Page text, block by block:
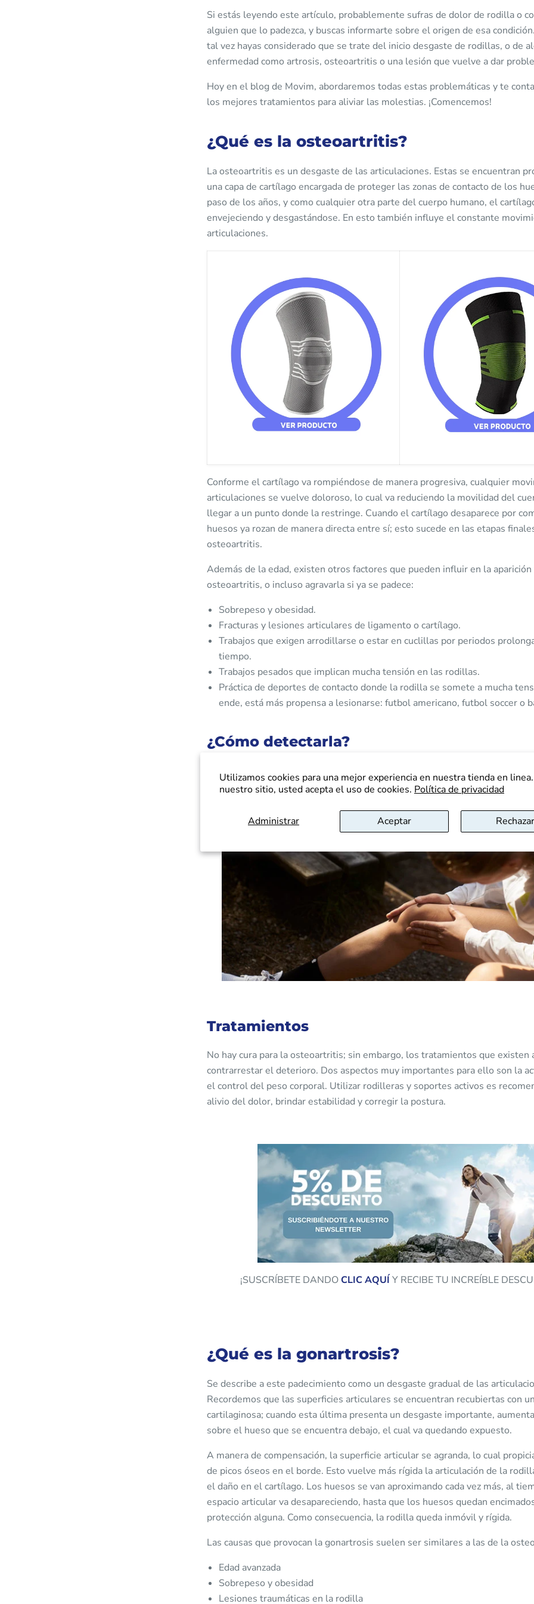
Utilizamos cookies para una mejor experiencia en nuestra tienda en
nuestro sitio, usted acepta el uso de cookies. Política de privacidad
Administrar Aceptar Rechazar
Si estás leyendo este artículo, probablemente sufras de dolor de rodilla o
alguien que lo padezca, y buscas informarte sobre el origen de esa
tal vez hayas considerado que se trate del inicio desgaste de rodillas, o de
enfermedad como artrosis, osteoartritis o una lesión que vuelve a dar
Hoy en el blog de Movim, abordaremos todas estas problemáticas y te
los mejores tratamientos para aliviar las molestias. ¡Comencemos!
¿Qué es la osteoartritis?
La osteoartritis es un desgaste de las articulaciones. Estas se encuentran
una capa de cartílago encargada de proteger las zonas de contacto de los
paso de los años, y como cualquier otra parte del cuerpo humano, el
envejeciendo y desgastándose. En esto también influye el constante
articulaciones.
Conforme el cartílago va rompiéndose de manera progresiva, cualquier
articulaciones se vuelve doloroso, lo cual va reduciendo la movilidad del
llegar a un punto donde la restringe. Cuando el cartílago desaparece por
huesos ya rozan de manera directa entre sí; esto sucede en las etapas
osteoartritis.
Además de la edad, existen otros factores que pueden influir en la aparición
osteoartritis, o incluso agravarla si ya se padece:
Sobrepeso y obesidad.
Fracturas y lesiones articulares de ligamento o cartílago.
Trabajos que exigen arrodillarse o estar en cuclillas por periodos
tiempo.
Trabajos pesados que implican mucha tensión en las rodillas.
Práctica de deportes de contacto donde la rodilla se somete a mucha
ende, está más propensa a lesionarse: futbol americano, futbol soccer o
¿Cómo detectarla?
Por lo general, los primeros síntomas de la osteoartritis se manifiestan en
cuando la persona comienza a moverse tras largos periodos de inactividad
consultar a un médico, quien examinará el estado de la articulación mediante
resonancia magnética o tomografía computarizada.
Tratamientos
No hay cura para la osteoartritis; sin embargo, los tratamientos que existen
contrarrestar el deterioro. Dos aspectos muy importantes para ello son la
el control del peso corporal. Utilizar rodilleras y soportes activos es
alivio del dolor, brindar estabilidad y corregir la postura.
¡SUSCRÍBETE DANDOCLICAQUÍY RECIBE TU INCREÍBLE
¿Qué es la gonartrosis?
Se describe a este padecimiento como un desgaste gradual de las
Recordemos que las superficies articulares se encuentran recubiertas con
cartilaginosa; cuando esta última presenta un desgaste importante,
sobre el hueso que se encuentra debajo, el cual va quedando expuesto.
A manera de compensación, la superficie articular se agranda, lo cual
de picos óseos en el borde. Esto vuelve más rígida la articulación de la
el daño en el cartílago. Los huesos se van aproximando cada vez más, al
espacio articular va desapareciendo, hasta que los huesos quedan
protección alguna. Como consecuencia, la rodilla queda inmóvil y rígida.
Las causas que provocan la gonartrosis suelen ser similares a las de la
Edad avanzada
Sobrepeso y obesidad
Lesiones traumáticas en la rodilla